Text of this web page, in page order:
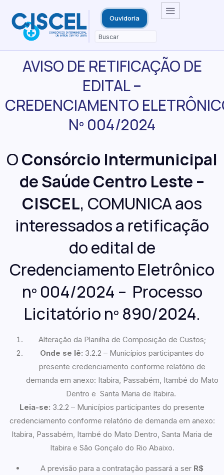
Ouvidoria
AVISO DE RETIFICAÇÃO DE
EDITAL –
CREDENCIAMENTO
Nº 004/2024
OConsórcio Intermunicipal
de Saúde Centro Leste –
CISCEL, COMUNICA aos
interessados a retificação
do edital de
Credenciamento Eletrônico
nº 004/2024 – Processo
Licitatório nº 890/2024.
Alteração da Planilha de Composição de Custos;
Onde se lê: 3.2.2 – Municípios participantes do
presente credenciamento conforme relatório de
demanda em anexo: Itabira, Passabém, Itambé do Mato
Dentro e Santa Maria de Itabira.
Leia-se: 3.2.2 – Municípios participantes do presente
credenciamento conforme relatório de demanda em anexo:
Itabira, Passabém, Itambé do Mato Dentro, Santa Maria de
Itabira e São Gonçalo do Rio Abaixo.
A previsão para a contratação passará a ser R$